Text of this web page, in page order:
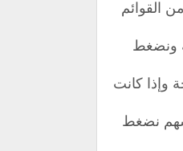
القوائم
ونضغط
وإذا كانت
نضغط